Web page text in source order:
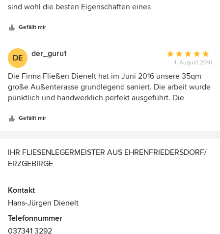
sind wohl die besten Eigenschaften eines
das Preis - Leistungsverhältnis und die Qualität. Wir waren
immer sehr zufrieden.
Gefällt mir
DE der_guru1
Bewertung:
5
von
5
1. August 2016
Die Firma Fließen Dienelt hat im Juni 2016 unsere 35qm
große Außenterasse grundlegend saniert. Die arbeit wurde
pünktlich und handwerklich perfekt ausgeführt. Die
zuvorkommend, und das zu einem faieren Preis.
Gefällt mir
IHR FLIESENLEGERMEISTER AUS EHRENFRIEDERSDORF/
ERZGEBIRGE
Unser kleines Team besteht aus Meister und Geselle. Wir
sind überregional im Kaminbau und bei Fliesen-, Platten-
und Mosaikarbeiten mit unserem Fachwissen und unserer
Erfahrung für Sie tätig.
Wir werden Ihre Wünsche und Vorstellungen mit Freude für
Kontakt
Hans-Jürgen Dienelt
Telefonnummer
037341 3292